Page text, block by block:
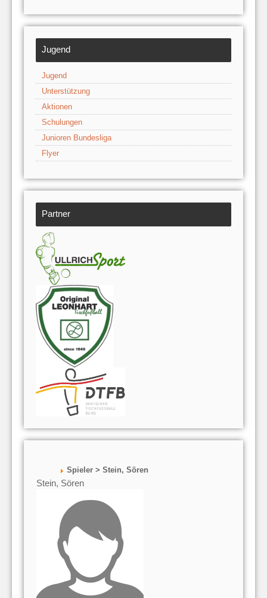
Jugend
Jugend
Unterstützung
Aktionen
Schulungen
Junioren Bundesliga
Flyer
Partner
Spieler > Stein, Sören
Stein, Sören